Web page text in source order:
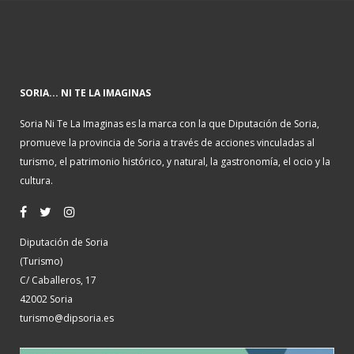
SORIA... NI TE LA IMAGINAS
Soria Ni Te La Imaginas es la marca con la que Diputación de Soria,
promueve la provincia de Soria a través de acciones vinculadas al
turismo, el patrimonio histórico, y natural, la gastronomía, el ocio y la
cultura.
Diputación de Soria
(Turismo)
C/ Caballeros, 17
42002 Soria
turismo@dipsoria.es